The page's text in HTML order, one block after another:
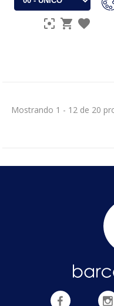
Mostrando 1 - 12 de 20